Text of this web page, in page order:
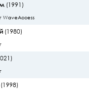
(1991)
WaveAccess
(1980)